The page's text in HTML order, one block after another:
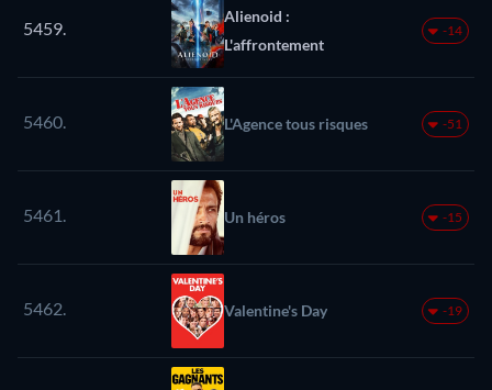
5459.
Alienoid :
L'affrontement
-14
5460. L'Agence tous risques -51
5461. Un héros -15
5462. Valentine's Day -19